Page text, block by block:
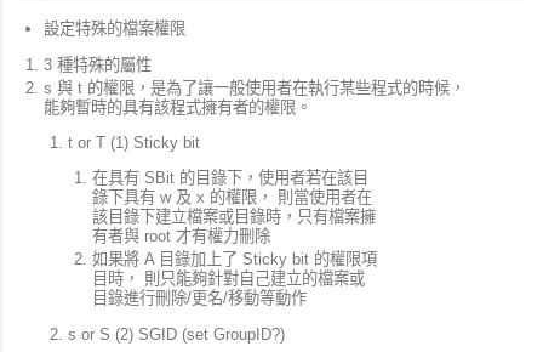
設定特殊的檔案權限
3 種特殊的屬性
s 與 t 的權限，是為了讓一般使用者在執行某些程式的時候，
能夠暫時的具有該程式擁有者的權限。
t or T (1) Sticky bit
在具有 SBit 的目錄下，使用者若在該目
錄下具有 w 及 x 的權限， 則當使用者在
該目錄下建立檔案或目錄時，只有檔案擁
有者與 root 才有權力刪除
如果將 A 目錄加上了 Sticky bit 的權限項
目時， 則只能夠針對自己建立的檔案或
目錄進行刪除/更名/移動等動作
s or S (2) SGID (set GroupID?)